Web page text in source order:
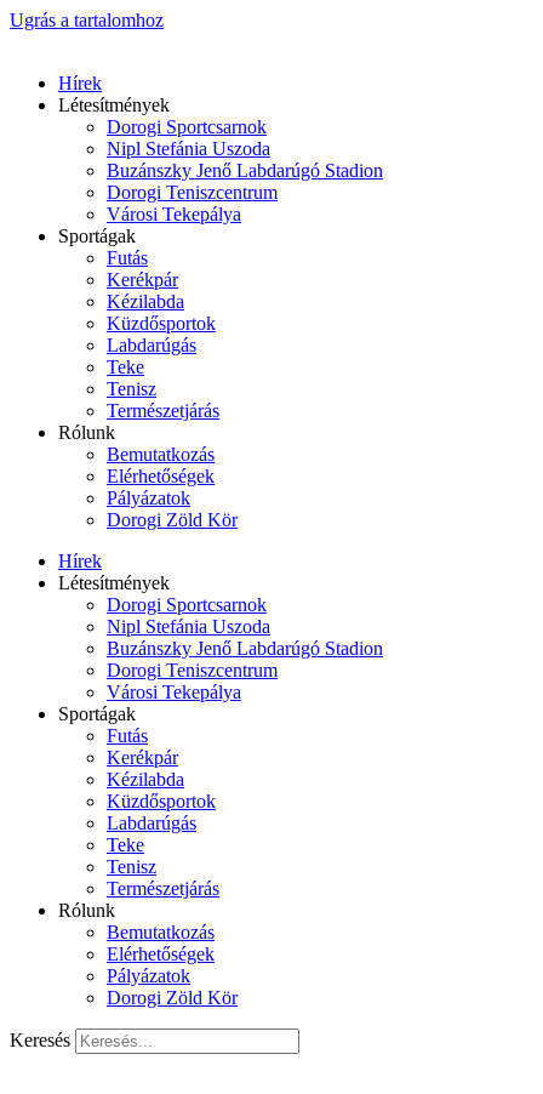
Ugrás a tartalomhoz
Hírek
Létesítmények
Dorogi Sportcsarnok
Nipl Stefánia Uszoda
Buzánszky Jenő Labdarúgó Stadion
Dorogi Teniszcentrum
Városi Tekepálya
Sportágak
Futás
Kerékpár
Kézilabda
Küzdősportok
Labdarúgás
Teke
Tenisz
Természetjárás
Rólunk
Bemutatkozás
Elérhetőségek
Pályázatok
Dorogi Zöld Kör
Hírek
Létesítmények
Dorogi Sportcsarnok
Nipl Stefánia Uszoda
Buzánszky Jenő Labdarúgó Stadion
Dorogi Teniszcentrum
Városi Tekepálya
Sportágak
Futás
Kerékpár
Kézilabda
Küzdősportok
Labdarúgás
Teke
Tenisz
Természetjárás
Rólunk
Bemutatkozás
Elérhetőségek
Pályázatok
Dorogi Zöld Kör
Keresés